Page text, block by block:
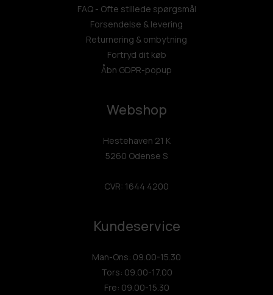
FAQ - Ofte stillede spørgsmål
Forsendelse & levering
Returnering & ombytning
Fortryd dit køb
Åbn GDPR-popup
Webshop
Hestehaven 21 K
5260 Odense S
CVR: 1644 4200
Kundeservice
Man-Ons: 09.00-15.30
Tors: 09.00-17.00
Fre: 09.00-15.30